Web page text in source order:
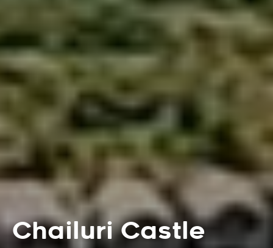
Chailuri Castle